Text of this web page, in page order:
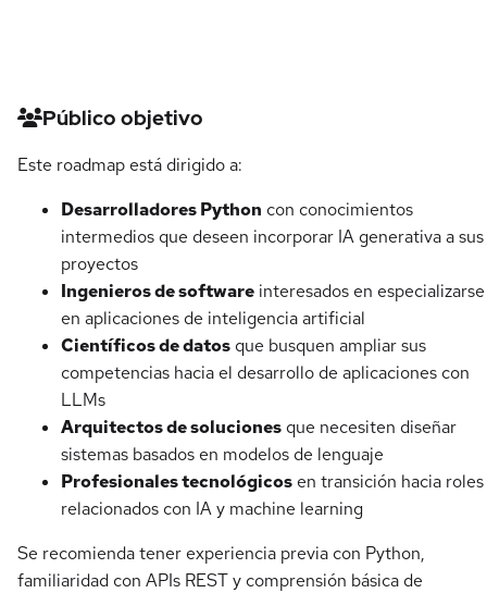
Detalles del curso
Público objetivo
Este roadmap está dirigido a:
Desarrolladores Python con conocimientos
intermedios que deseen incorporar IA generativa a sus
proyectos
Ingenieros de software interesados en especializarse
en aplicaciones de inteligencia artificial
Científicos de datos que busquen ampliar sus
competencias hacia el desarrollo de aplicaciones con
LLMs
Arquitectos de soluciones que necesiten diseñar
sistemas basados en modelos de lenguaje
Profesionales tecnológicos en transición hacia roles
relacionados con IA y machine learning
Se recomienda tener experiencia previa con Python,
familiaridad con APIs REST y comprensión básica de